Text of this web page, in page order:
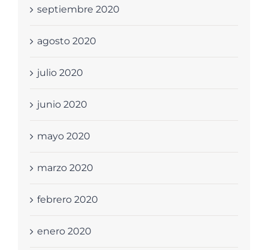
septiembre 2020
agosto 2020
julio 2020
junio 2020
mayo 2020
marzo 2020
febrero 2020
enero 2020